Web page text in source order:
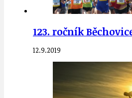
123. ročník
12.9.2019